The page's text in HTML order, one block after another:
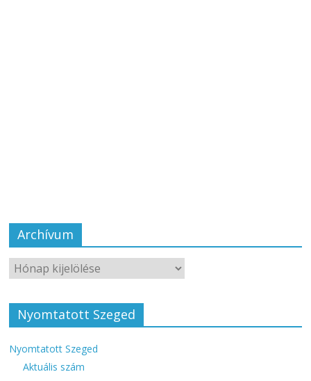
Archívum
Nyomtatott Szeged
Nyomtatott Szeged
Aktuális szám